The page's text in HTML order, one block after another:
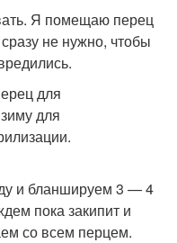
Я помещаю перец
не нужно, чтобы
и бланшируем 3 — 4
пока закипит и
со всем перцем.